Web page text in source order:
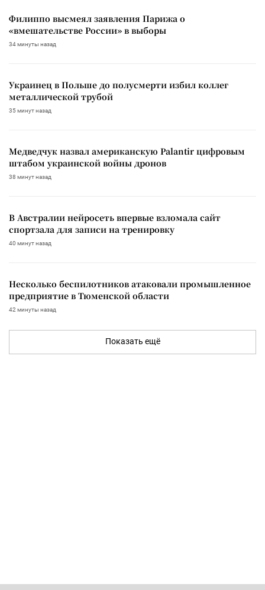
Филиппо высмеял заявления Парижа о
«вмешательстве России» в выборы
34 минуты назад
Украинец в Польше до полусмерти избил коллег
металлической трубой
35 минут назад
Медведчук назвал американскую Palantir цифровым
штабом украинской войны дронов
38 минут назад
В Австралии нейросеть впервые взломала сайт
спортзала для записи на тренировку
40 минут назад
Несколько беспилотников атаковали промышленное
предприятие в Тюменской области
42 минуты назад
Показать ещё